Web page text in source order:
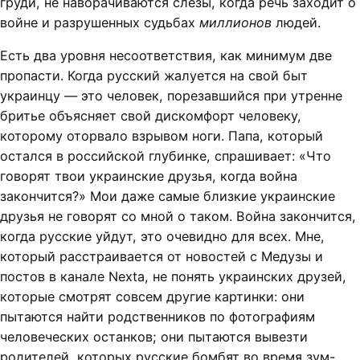
войне и разрушенных судьбах миллионов людей.
Есть два уровня несоответствия, как минимум две
пропасти. Когда русский жалуется на свой быт
украинцу — это человек, порезавшийся при утренне
бритье объясняет свой дискомфорт человеку,
которому оторвало взрывом ноги. Папа, который
остался в российской глубинке, спрашивает: «Что
говорят твои украинские друзья, когда война
закончится?» Мои даже самые близкие украинские
друзья не говорят со мной о таком. Война закончится,
когда русские уйдут, это очевидно для всех. Мне,
который расстраивается от новостей с Медузы и
постов в канале Nexta, не понять украинских друзей,
которые смотрят совсем другие картинки: они
пытаются найти родственников по фотографиям
человеческих останков; они пытаются вывезти